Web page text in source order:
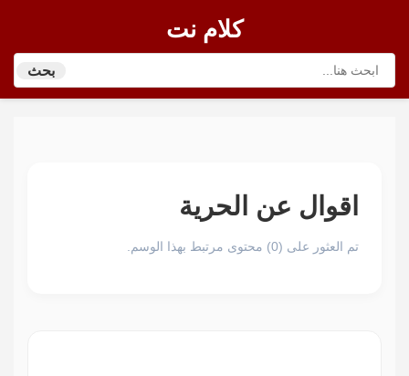
كلام نت
بحث
اقوال عن الحرية
تم العثور على (0) محتوى مرتبط بهذا الوسم.